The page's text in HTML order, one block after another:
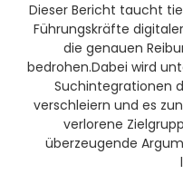
Dieser Bericht taucht
Führungskräfte
die genauen
bedrohen.Dabei wird
Suchintegrationen
verschleiern und es
verlorene
überzeugende